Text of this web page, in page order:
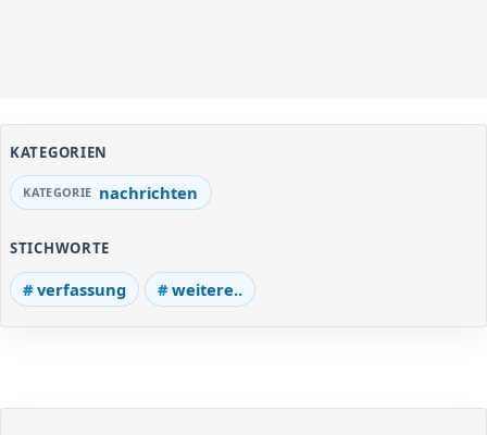
KATEGORIEN
nachrichten
STICHWORTE
verfassung weitere..